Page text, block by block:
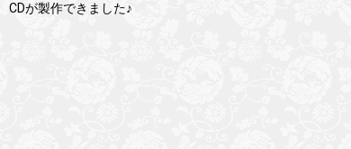
CDが製作できました♪